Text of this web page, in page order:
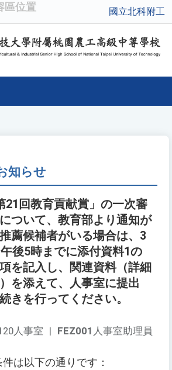
區位置 國立北科附工
知らせ
21回教育貢献賞」の一次審
ついて、教育部より通知が
薦候補者がいる場合は、3
後5時までに添付資料1の
を記入し、関連資料（詳細
を添えて、人事室に提出
きを行ってください。
FEZ001 人事室助理員
人事室 |
は以下の通りです：